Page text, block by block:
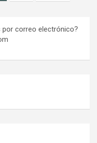
correo electrónico?